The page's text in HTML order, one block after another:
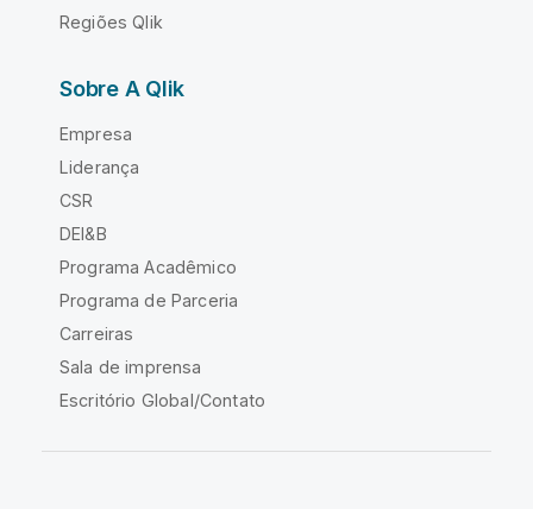
Regiões Qlik
Sobre A Qlik
Empresa
Liderança
CSR
DEI&B
Programa Acadêmico
Programa de Parceria
Carreiras
Sala de imprensa
Escritório Global/Contato